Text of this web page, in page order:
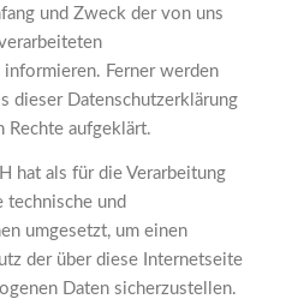
und Zweck der von uns
Ferner werden
dieser Datenschutzerklärung
Rechte aufgeklärt.
hat als für die Verarbeitung
technische und
umgesetzt, um einen
der über diese Internetseite
Daten sicherzustellen.